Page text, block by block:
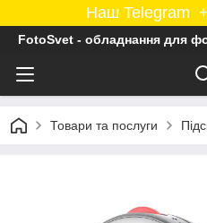
Наш Telegram
FotoSvet - обладнання для
Товари та послуги